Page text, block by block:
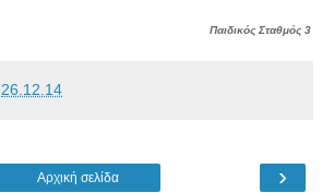
Παιδικός Σταθμός 3
26.12.14
›
Αρχική σελίδα